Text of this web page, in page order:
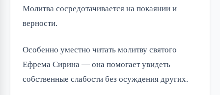
Молитва сосредотачивается на покаянии и
верности.
Особенно уместно читать молитву святого
Ефрема Сирина — она помогает увидеть
собственные слабости без осуждения других.